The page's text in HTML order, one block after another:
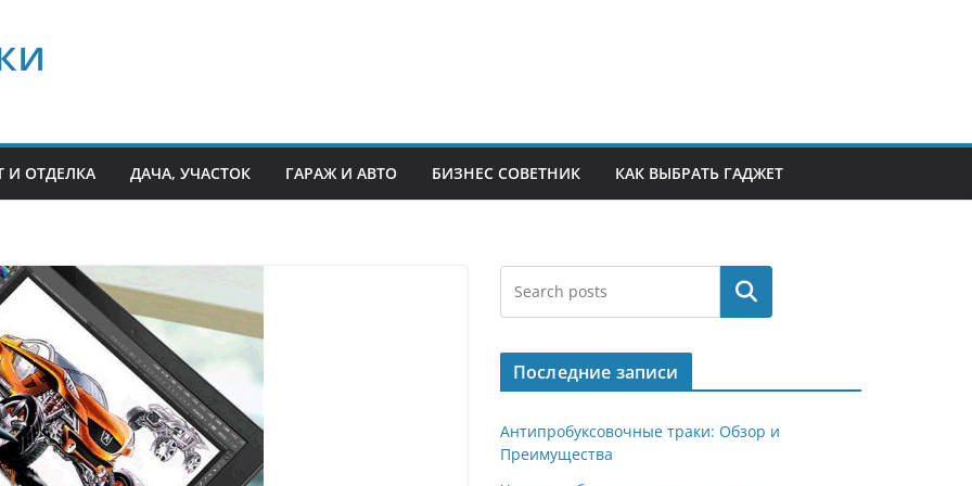
И ОТДЕЛКА ДАЧА, УЧАСТОК ГАРАЖ И АВТО БИЗНЕС СОВЕТНИК КАК ВЫБРАТЬ ГАДЖЕТ
Поиск
Последние записи
Антипробуксовочные траки: Обзор и
Преимущества